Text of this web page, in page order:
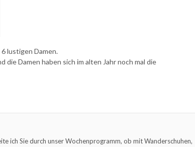
lustigen Damen.
die Damen haben sich im alten Jahr noch mal die
ich Sie durch unser Wochenprogramm, ob mit Wanderschuhen,